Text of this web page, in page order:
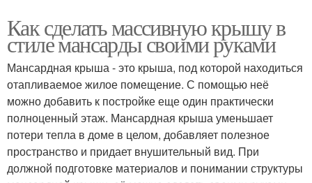
Как сделать массивную крышу в
стиле мансарды своими руками
Мансардная крыша - это крыша, под которой находиться
отапливаемое жилое помещение. С помощью неё
можно добавить к постройке еще один практически
полноценный этаж. Мансардная крыша уменьшает
потери тепла в доме в целом, добавляет полезное
пространство и придает внушительный вид. При
должной подготовке материалов и понимании структуры